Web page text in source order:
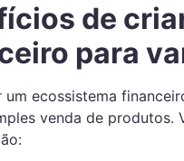
de
para
um ecossistema
venda de produtos.